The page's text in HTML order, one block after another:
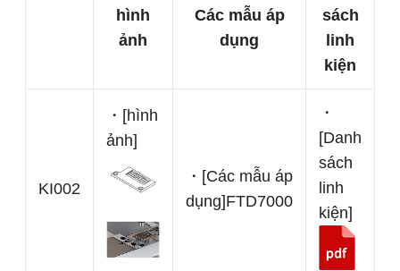
hình
ảnh
Các mẫu áp
dụng
sách
linh
kiện
KI002
・[hình
ảnh]
・[Các mẫu áp
dụng]FTD7000
・
[Danh
sách
linh
kiện]